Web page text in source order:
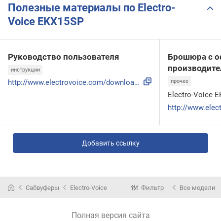
Полезные материалы по Electro-
Voice EKX15SP
Руководство пользователя
инструкции
http://www.electrovoice.com/downloadfile.php?i=973541
Брошюра с
прочее
Electro-Voice
Добавить ссылку
Сабвуферы Electro-Voice Фильтр Все модели
Полная версия сайта